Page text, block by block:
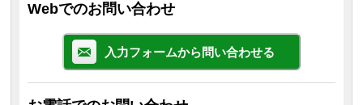
Webでのお問い合わせ
入力フォームから問い合わせる